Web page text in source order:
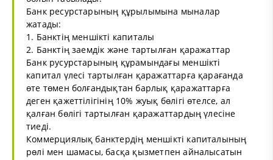
Банк ресурстарының құрылымына мыналар
жатады:
1. Банктің меншікті капиталы
2. Банктің заемдік және тартылған қаражаттар
Банк русурстарының құрамындағы меншікті
капитал үлесі тартылған қаражаттарға қарағанда
өте төмен болғандықтан барлық қаражаттарға
деген қажеттілігінің 10% жуық бөлігі өтелсе, ал
қалған бөлігі тартылған қаражаттардың үлесіне
тиеді.
Коммерциялық банктердің меншікті капиталының
рөлі мен шамасы, басқа қызметпен айналысатын